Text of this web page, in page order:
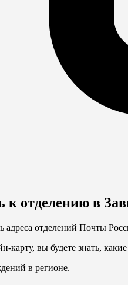
к отделению в
адреса отделений Почты
карту, вы будете знать,
в регионе.